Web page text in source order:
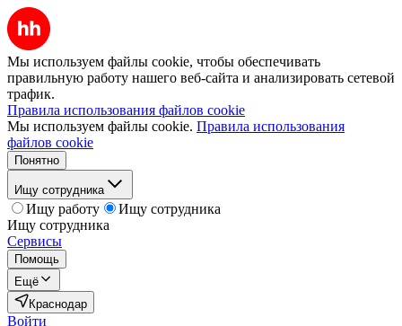
Мы используем файлы cookie, чтобы обеспечивать
правильную работу нашего веб-сайта и анализировать сетевой
трафик.
Правила использования файлов cookie
Мы используем файлы cookie. Правила использования
файлов cookie
Понятно
Ищу сотрудника
Ищу работу
Ищу сотрудника
Ищу сотрудника
Сервисы
Помощь
Ещё
Краснодар
Войти